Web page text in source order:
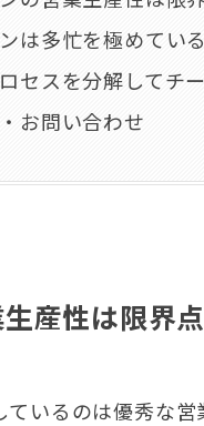
は多忙を極めている
セスを分解してチ
お問い合わせ
産性は限界点
いるのは優秀な